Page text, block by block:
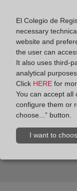
En qué
de préstamos
privada en el
El Colegio de
necessary
website and
the user can
It also uses third-
analytical
Click HERE for
You can accept all
configure them or
choose...” button.
I want to